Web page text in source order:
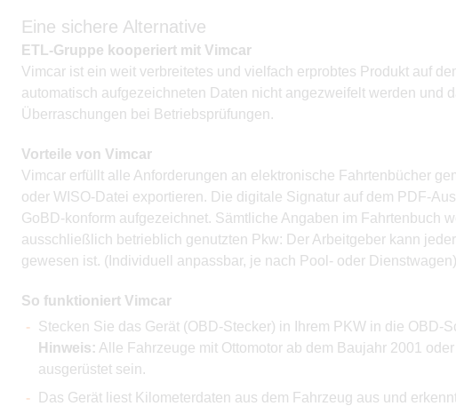
Eine sichere Alternative
ETL-Gruppe kooperiert mit Vimcar
Vimcar ist ein weit verbreitetes und vielfach erprobtes Produkt auf
automatisch aufgezeichneten Daten nicht angezweifelt werden und
Überraschungen bei Betriebsprüfungen.
Vorteile von Vimcar
Vimcar erfüllt alle Anforderungen an elektronische Fahrtenbücher
oder WISO-Datei exportieren. Die digitale Signatur auf dem PDF-
GoBD-konform aufgezeichnet. Sämtliche Angaben im Fahrtenbuch
ausschließlich betrieblich genutzten Pkw: Der Arbeitgeber kann
gewesen ist. (Individuell anpassbar, je nach Pool- oder
So funktioniert Vimcar
Stecken Sie das Gerät (OBD-Stecker) in Ihrem PKW in die
Hinweis: Alle Fahrzeuge mit Ottomotor ab dem Baujahr 2001
ausgerüstet sein.
Das Gerät liest Kilometerdaten aus dem Fahrzeug aus und